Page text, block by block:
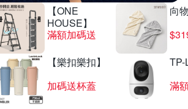
【ONE
HOUSE】
滿額加碼送
向
【樂扣樂扣】
加碼送杯蓋
TP-
滿